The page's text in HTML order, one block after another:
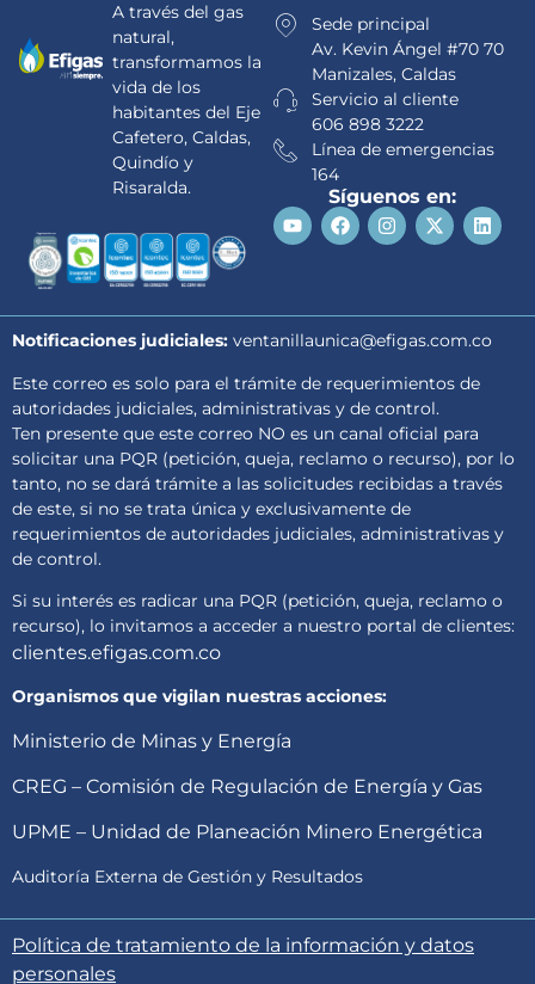
A través del gas
natural,
transformamos la
vida de los
habitantes del Eje
Cafetero, Caldas,
Quindío y
Risaralda.
Sede principal
Av. Kevin Ángel #70 70
Manizales, Caldas
Servicio al cliente
606 898 3222
Línea de emergencias
164
Síguenos en:
Notificaciones judiciales: ventanillaunica@efigas.com.co
Este correo es solo para el trámite de requerimientos de
autoridades judiciales, administrativas y de control.
Ten presente que este correo NO es un canal oficial para
solicitar una PQR (petición, queja, reclamo o recurso), por lo
tanto, no se dará trámite a las solicitudes recibidas a través
de este, si no se trata única y exclusivamente de
requerimientos de autoridades judiciales, administrativas y
de control.
Si su interés es radicar una PQR (petición, queja, reclamo o
recurso), lo invitamos a acceder a nuestro portal de clientes:
clientes.efigas.com.co
Organismos que vigilan nuestras acciones:
Ministerio de Minas y Energía
CREG – Comisión de Regulación de Energía y Gas
UPME – Unidad de Planeación Minero Energética
Auditoría Externa de Gestión y Resultados
Política de tratamiento de la información y datos
personales